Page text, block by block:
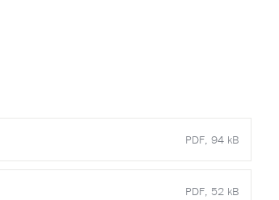
PDF, 94 kB
PDF, 52 kB